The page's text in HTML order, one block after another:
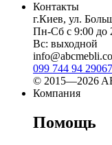
Контакты
г.Киев, ул.
Пн-Сб с 9:00 до
Вс: выходной
099 744 94 29
© 2015—2026
Компания
Помощь